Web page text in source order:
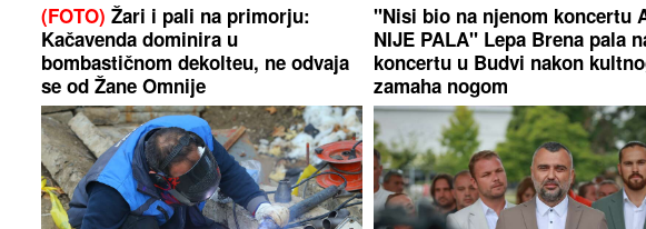
(FOTO) Žari i pali na primorju:
Kačavenda dominira u
bombastičnom dekolteu, ne odvaja
se od Žane Omnije
"Nisi bio na njenom koncertu
NIJE PALA" Lepa Brena pala
koncertu u Budvi nakon
zamaha nogom